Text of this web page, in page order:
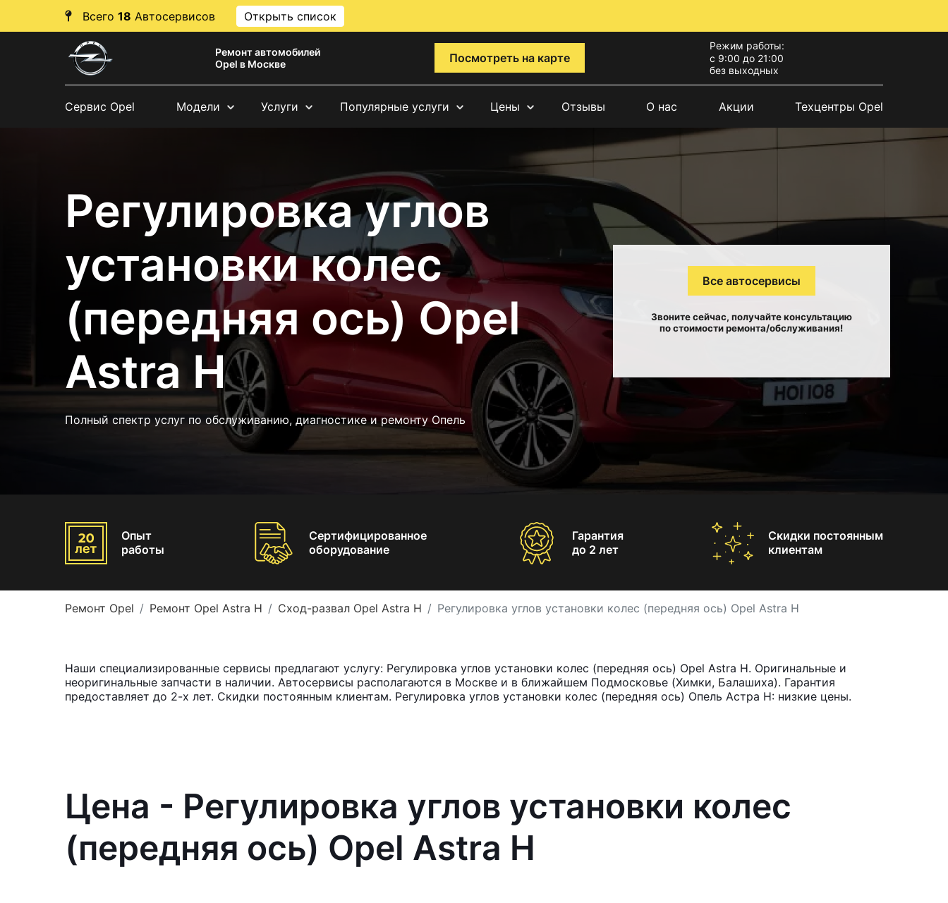
Всего 18 Автосервисов Открыть список
Ремонт автомобилей
Opel в Москве
Посмотреть на карте
Режим работы:
с 9:00 до 21:00
без выходных
Сервис Opel Модели Услуги Популярные услуги Цены Отзывы О нас Акции Техцентры Opel
Регулировка углов
установки колес
(передняя ось) Opel
Astra H
Полный спектр услуг по обслуживанию, диагностике и ремонту Опель
Все автосервисы
Звоните сейчас, получайте консультацию
по стоимости ремонта/обслуживания!
Опыт
работы
Сертифицированное
оборудование
Гарантия
до 2 лет
Скидки постоянным
клиентам
Ремонт Opel Ремонт Opel Astra H Сход-развал Opel Astra H Регулировка углов установки колес (передняя ось) Opel Astra H
Наши специализированные сервисы предлагают услугу: Регулировка углов установки колес (передняя ось) Opel Astra H. Оригинальные и
неоригинальные запчасти в наличии. Автосервисы располагаются в Москве и в ближайшем Подмосковье (Химки, Балашиха). Гарантия
предоставляет до 2-х лет. Скидки постоянным клиентам. Регулировка углов установки колес (передняя ось) Опель Астра H: низкие цены.
Цена - Регулировка углов установки колес
(передняя ось) Opel Astra H